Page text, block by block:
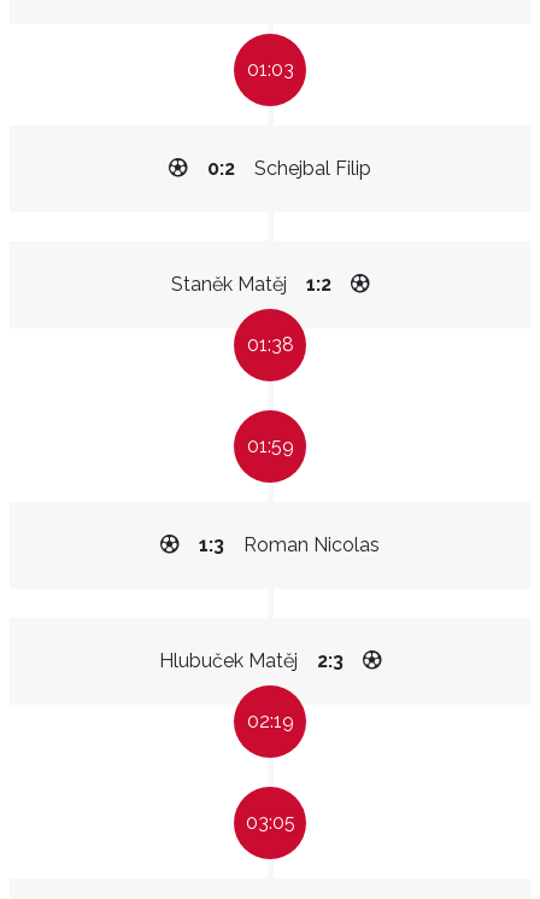
01:03
Schejbal Filip
0:2
Staněk Matěj 1:2
01:38
01:59
Roman Nicolas
1:3
Hlubuček Matěj 2:3
02:19
03:05